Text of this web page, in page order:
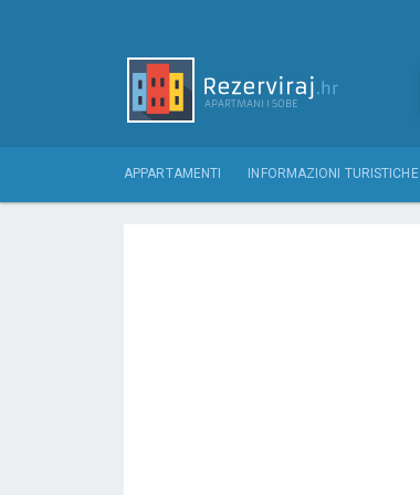
APPARTAMENTI INFORMAZIONI TURISTICHE